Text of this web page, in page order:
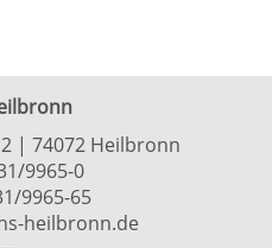
| 74072 Heilbronn
9965-0
9965-65
heilbronn.de